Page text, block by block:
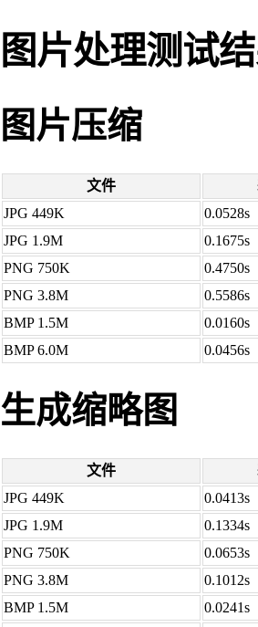
图片处理测试
图片压缩
文件
JPG 449K
0.0528s
JPG 1.9M
0.1675s
PNG 750K
0.4750s
PNG 3.8M
0.5586s
BMP 1.5M
0.0160s
BMP 6.0M
0.0456s
生成缩略图
文件
JPG 449K
0.0413s
JPG 1.9M
0.1334s
PNG 750K
0.0653s
PNG 3.8M
0.1012s
BMP 1.5M
0.0241s